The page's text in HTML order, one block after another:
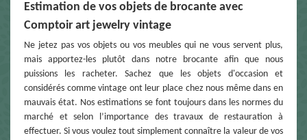
Estimation de vos objets de brocante avec
Comptoir art jewelry vintage
Ne jetez pas vos objets ou vos meubles qui ne vous servent plus,
mais apportez-les plutôt dans notre brocante afin que nous
puissions les racheter. Sachez que les objets d'occasion et
considérés comme vintage ont leur place chez nous même dans en
mauvais état. Nos estimations se font toujours dans les normes du
marché et selon l’importance des travaux de restauration à
effectuer. Si vous voulez tout simplement connaître la valeur de vos